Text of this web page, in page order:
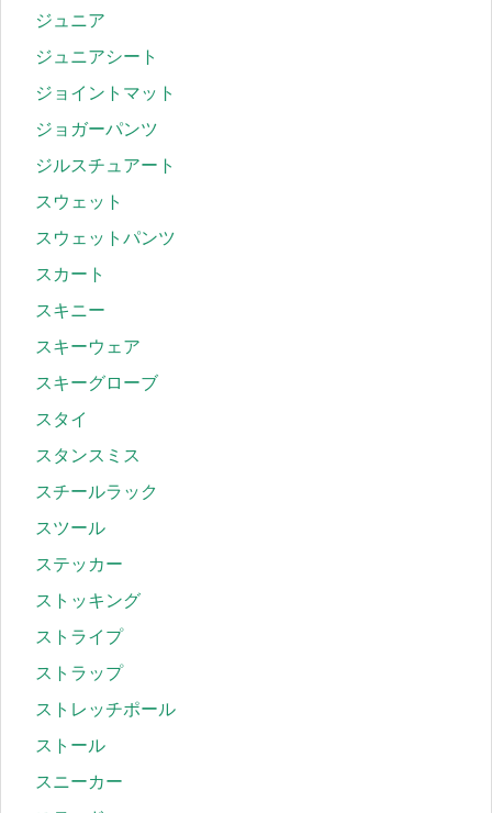
ジュニア
ジュニアシート
ジョイントマット
ジョガーパンツ
ジルスチュアート
スウェット
スウェットパンツ
スカート
スキニー
スキーウェア
スキーグローブ
スタイ
スタンスミス
スチールラック
スツール
ステッカー
ストッキング
ストライプ
ストラップ
ストレッチポール
ストール
スニーカー